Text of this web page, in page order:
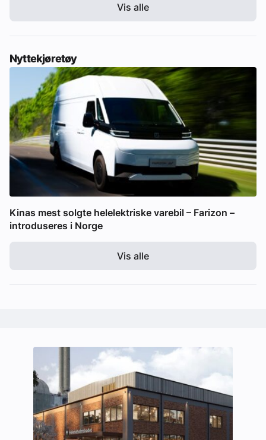
Vis alle
Nyttekjøretøy
Kinas mest solgte helelektriske varebil – Farizon –
introduseres i Norge
Vis alle